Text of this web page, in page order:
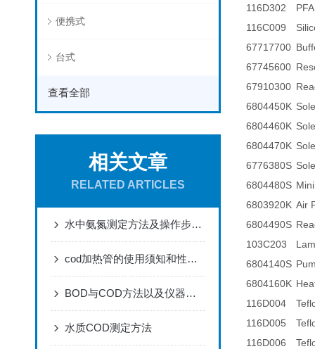
便携式
台式
查看全部
相关文章
RELATED ARTICLES
水中氨氮测定方法及操作步骤汇总介绍
cod加热管的使用须知和性能要求
BOD与COD方法以及仪器的内在缺陷
水质COD测定方法
116D302
116C009
67717700
67745600
67910300
6804450K
6804460K
6804470K
6776380S
6804480S
6803920K Air
6804490S
103C203
6804140S
6804160K
116D004
116D005
116D006